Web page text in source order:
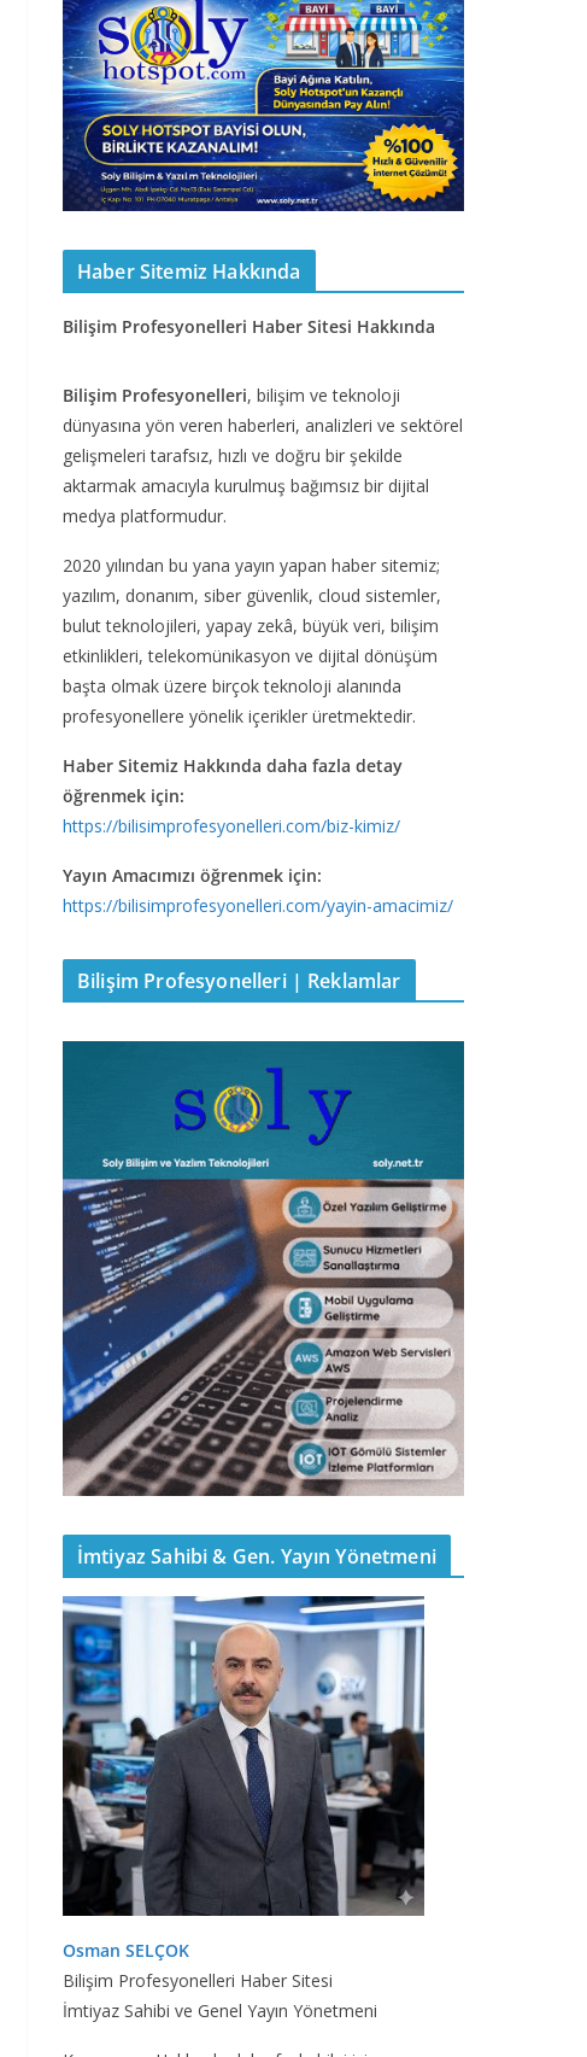
Haber Sitemiz Hakkında
Bilişim Profesyonelleri Haber Sitesi Hakkında
Bilişim Profesyonelleri, bilişim ve teknoloji
dünyasına yön veren haberleri, analizleri ve sektörel
gelişmeleri tarafsız, hızlı ve doğru bir şekilde
aktarmak amacıyla kurulmuş bağımsız bir dijital
medya platformudur.
2020 yılından bu yana yayın yapan haber sitemiz;
yazılım, donanım, siber güvenlik, cloud sistemler,
bulut teknolojileri, yapay zekâ, büyük veri, bilişim
etkinlikleri, telekomünikasyon ve dijital dönüşüm
başta olmak üzere birçok teknoloji alanında
profesyonellere yönelik içerikler üretmektedir.
Haber Sitemiz Hakkında daha fazla detay
öğrenmek için:
https://bilisimprofesyonelleri.com/biz-kimiz/
Yayın Amacımızı öğrenmek için:
https://bilisimprofesyonelleri.com/yayin-amacimiz/
Bilişim Profesyonelleri | Reklamlar
İmtiyaz Sahibi & Gen. Yayın Yönetmeni
Osman SELÇOK
Bilişim Profesyonelleri Haber Sitesi
İmtiyaz Sahibi ve Genel Yayın Yönetmeni